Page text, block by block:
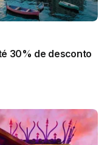
30% de desconto